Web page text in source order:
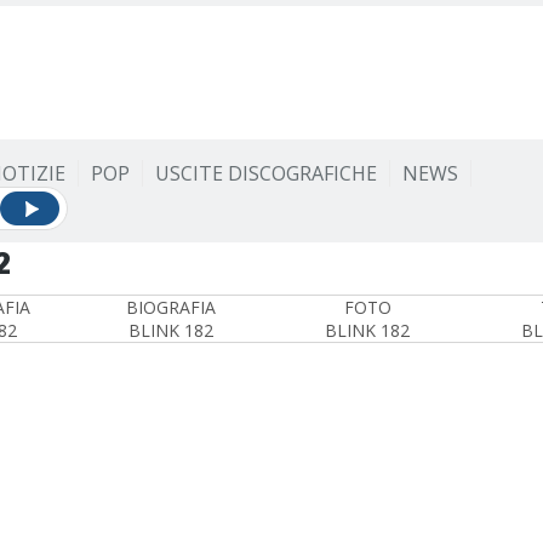
POP USCITE DISCOGRAFICHE NEWS
BIOGRAFIA
BLINK 182
FOTO
BLINK 182